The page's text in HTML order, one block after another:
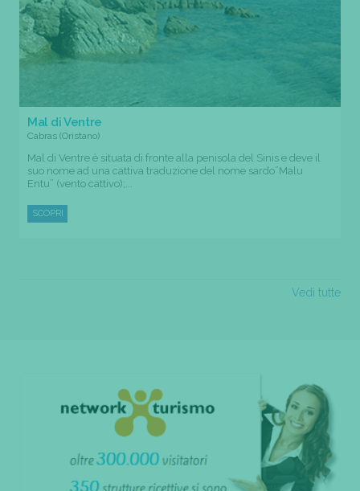
Mal di Ventre
Cabras (Oristano)
Mal di Ventre è situata di fronte alla penisola del Sinis e deve il
suo nome ad una cattiva traduzione del nome sardo”Malu
Entu” (vento cattivo);...
SCOPRI
Vedi tutte